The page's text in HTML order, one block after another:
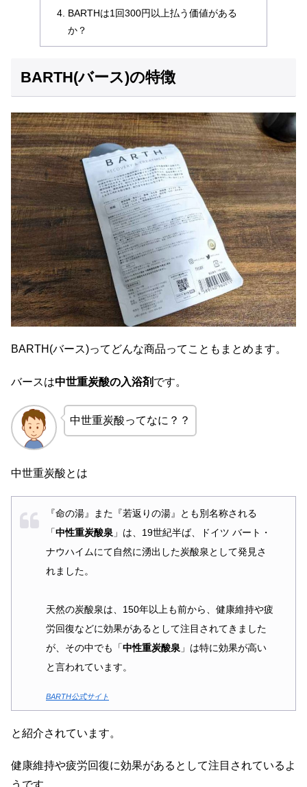
BARTHは1回300円以上払う価値がある
か？
BARTH(バース)の特徴
BARTH(バース)ってどんな商品ってこともまとめます。
バースは中世重炭酸の入浴剤 です。
中世重炭酸ってなに？？
中世重炭酸とは
『命の湯』また『若返りの湯』とも別名称される
「中性重炭酸泉 」は、19世紀半ば、ドイツ バート・
ナウハイムにて自然に湧出した炭酸泉として発見さ
れました。
天然の炭酸泉は、150年以上も前から、健康維持や疲
労回復などに効果があるとして注目されてきました
が、その中でも「中性重炭酸泉 」は特に効果が高い
と言われています。
BARTH公式サイト
と紹介されています。
健康維持や疲労回復に効果があるとして注目されているよ